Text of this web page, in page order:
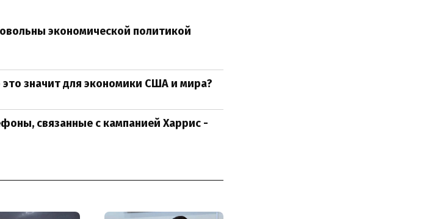
экономической политикой
значит для экономики США и мира?
связанные с кампанией Харрис -